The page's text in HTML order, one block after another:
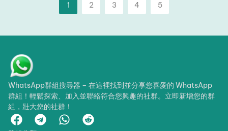
1 2 3 4 5
WhatsApp群組搜尋器 – 在這裡找到並分享您喜愛的 WhatsApp
群組！輕鬆探索、加入並聯絡符合您興趣的社群。立即新增您的群
組，壯大您的社群！